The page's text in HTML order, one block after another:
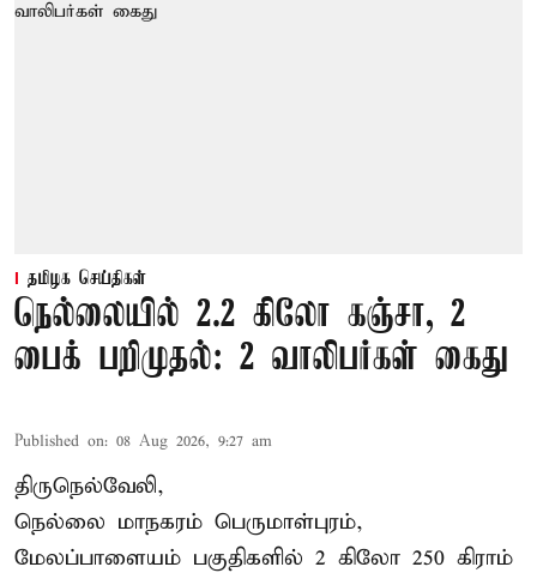
தமிழக செய்திகள்
நெல்லையில் 2.2 கிலோ கஞ்சா, 2
பைக் பறிமுதல்: 2 வாலிபர்கள் கைது
Published on: 08 Aug 2026, 9:27 am
திருநெல்வேலி,
நெல்லை மாநகரம் பெருமாள்புரம்,
மேலப்பாளையம் பகுதிகளில் 2 கிலோ 250 கிராம்